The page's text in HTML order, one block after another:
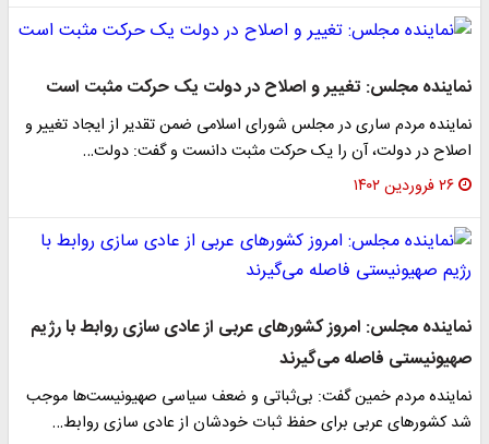
نماینده مجلس: تغییر و اصلاح در دولت یک حرکت مثبت است
نماینده مردم ساری در مجلس شورای اسلامی ضمن تقدیر از ایجاد تغییر و
اصلاح در دولت، آن را یک حرکت مثبت دانست و گفت: دولت…
۲۶ فروردین ۱۴۰۲
نماینده مجلس: امروز کشورهای عربی از عادی سازی روابط با رژیم‌
صهیونیستی فاصله می‌گیرند
نماینده مردم خمین گفت: بی‌ثباتی و ضعف سیاسی صهیونیست‌ها موجب
شد کشورهای عربی برای حفظ ثبات خودشان از عادی سازی روابط…